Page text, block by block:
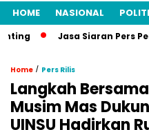
HOME NASIONAL
Jasa Siaran Pers
Home / Pers Rilis
Langkah
Musim Mas
UINSU Hadirkan